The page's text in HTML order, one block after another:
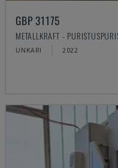
GBP 31175
METALLKRAFT -
UNKARI 2022